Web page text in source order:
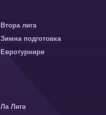
Втора лига
Зимна подготовка
Евротурнири
Ла Лига